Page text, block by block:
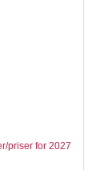
priser for 2027